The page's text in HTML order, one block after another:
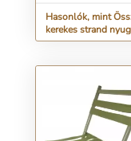
Hasonlók, mint
kerekes strand
árnyékoló tetővel -